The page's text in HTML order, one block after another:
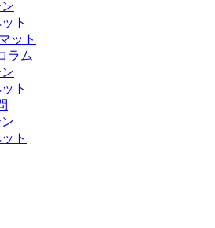
ト
ット
ラム
ト
ト